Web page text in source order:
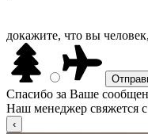
докажите, что вы
Спасибо за Ваше
Наш менеджер свяжется